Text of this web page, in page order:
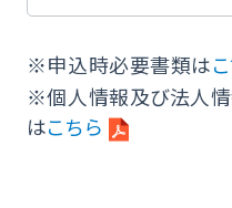
※申込時必要書類は
※個人情報及び法人
はこちら